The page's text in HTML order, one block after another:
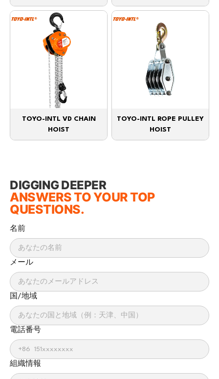
TOYO-INTL VD CHAIN
HOIST
TOYO-INTL ROPE PULLEY
HOIST
DIGGING DEEPER
ANSWERS TO YOUR TOP
QUESTIONS.
名前
メール
国/地域
電話番号
組織情報